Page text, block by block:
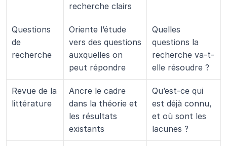
recherche clairs
Questions
de
recherche
Oriente l’étude
vers des questions
auxquelles on
peut répondre
Quelles
questions la
recherche va-t-
elle résoudre ?
Revue de la
littérature
Ancre le cadre
dans la théorie et
les résultats
existants
Qu’est-ce qui
est déjà connu,
et où sont les
lacunes ?